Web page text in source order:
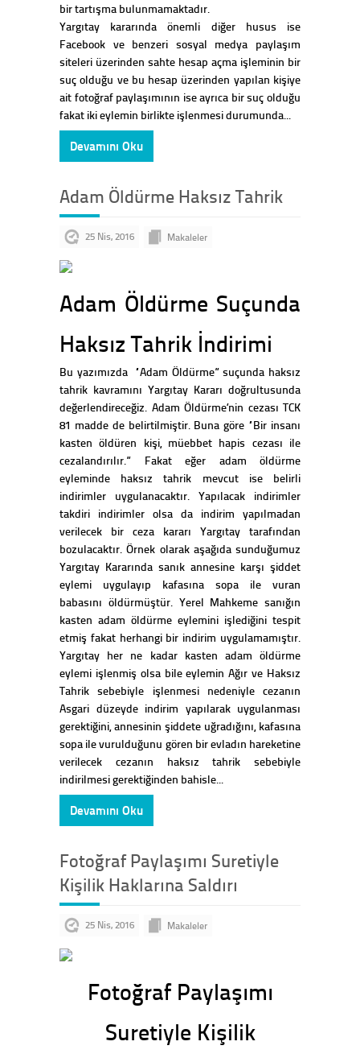
bir tartışma bulunmamaktadır.
Yargıtay kararında önemli diğer husus ise
Facebook ve benzeri sosyal medya paylaşım
siteleri üzerinden sahte hesap açma işleminin bir
suç olduğu ve bu hesap üzerinden yapılan kişiye
ait fotoğraf paylaşımının ise ayrıca bir suç olduğu
fakat iki eylemin birlikte işlenmesi durumunda...
Devamını Oku
Adam Öldürme Haksız Tahrik
25 Nis, 2016 Makaleler
Adam Öldürme Suçunda
Haksız Tahrik İndirimi
Bu yazımızda “Adam Öldürme” suçunda haksız
tahrik kavramını Yargıtay Kararı doğrultusunda
değerlendireceğiz. Adam Öldürme’nin cezası TCK
81 madde de belirtilmiştir. Buna göre “Bir insanı
kasten öldüren kişi, müebbet hapis cezası ile
cezalandırılır.” Fakat eğer adam öldürme
eyleminde haksız tahrik mevcut ise belirli
indirimler uygulanacaktır. Yapılacak indirimler
takdiri indirimler olsa da indirim yapılmadan
verilecek bir ceza kararı Yargıtay tarafından
bozulacaktır. Örnek olarak aşağıda sunduğumuz
Yargıtay Kararında sanık annesine karşı şiddet
eylemi uygulayıp kafasına sopa ile vuran
babasını öldürmüştür. Yerel Mahkeme sanığın
kasten adam öldürme eylemini işlediğini tespit
etmiş fakat herhangi bir indirim uygulamamıştır.
Yargıtay her ne kadar kasten adam öldürme
eylemi işlenmiş olsa bile eylemin Ağır ve Haksız
Tahrik sebebiyle işlenmesi nedeniyle cezanın
Asgari düzeyde indirim yapılarak uygulanması
gerektiğini, annesinin şiddete uğradığını, kafasına
sopa ile vurulduğunu gören bir evladın hareketine
verilecek cezanın haksız tahrik sebebiyle
indirilmesi gerektiğinden bahisle...
Devamını Oku
Fotoğraf Paylaşımı Suretiyle
Kişilik Haklarına Saldırı
25 Nis, 2016 Makaleler
Fotoğraf Paylaşımı
Suretiyle Kişilik